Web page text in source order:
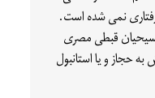
نمی شده است.
قبطی مصری
حجاز و یا استانبول